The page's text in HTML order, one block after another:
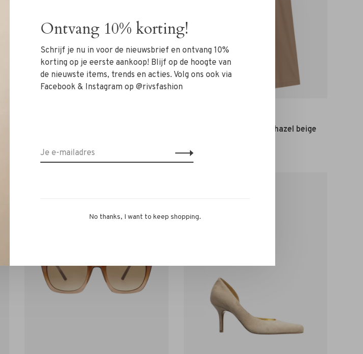
Closed Wes Pantalon hazel beige
Ontvang 10% korting!
Schrijf je nu in voor de nieuwsbrief en ontvang 10%
korting op je eerste aankoop! Blijf op de hoogte van
de nieuwste items, trends en acties. Volg ons ook via
Facebook & Instagram op @rivsfashion
No thanks, I want to keep shopping.